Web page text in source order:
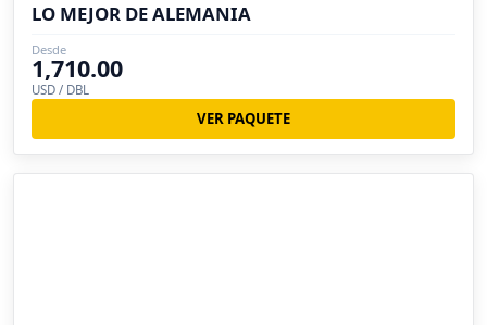
LO MEJOR DE ALEMANIA
Desde
1,710.00
USD / DBL
VER PAQUETE